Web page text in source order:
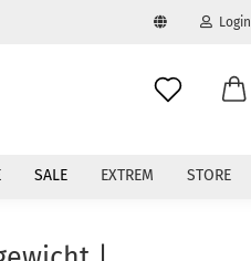
Login
SALE EXTREM STORE